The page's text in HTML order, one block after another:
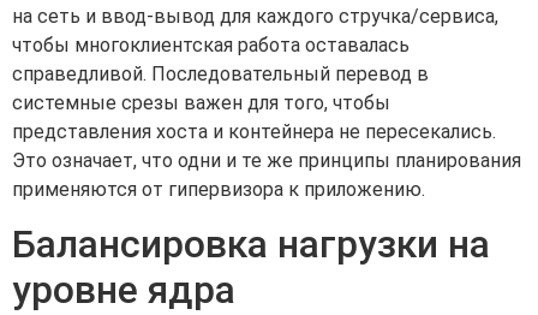
на сеть и ввод-вывод для каждого стручка/сервиса,
чтобы многоклиентская работа оставалась
справедливой. Последовательный перевод в
системные срезы важен для того, чтобы
представления хоста и контейнера не пересекались.
Это означает, что одни и те же принципы планирования
применяются от гипервизора к приложению.
Балансировка нагрузки на
уровне ядра